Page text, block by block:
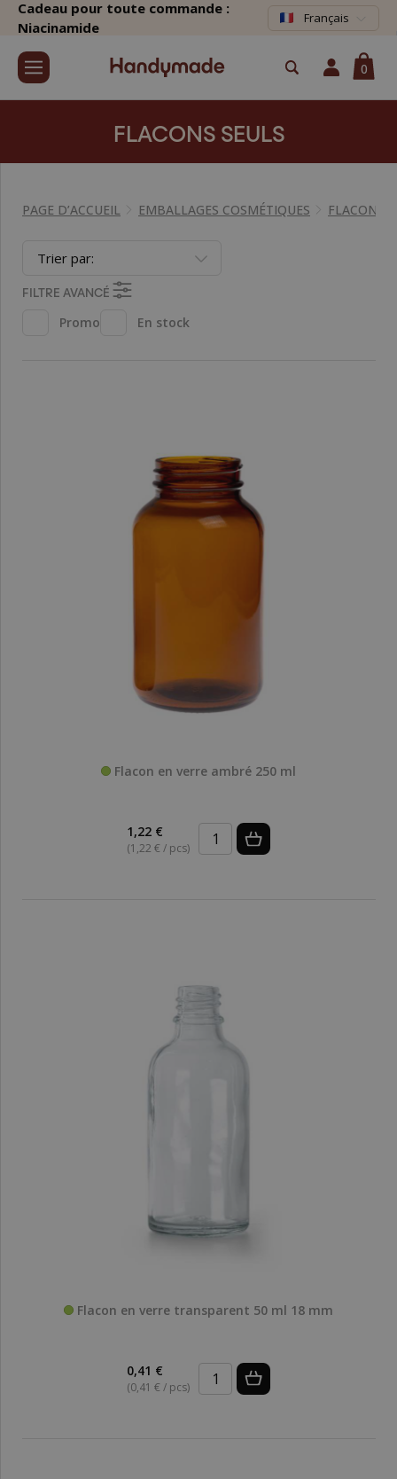
Cadeau pour toute commande :
Niacinamide
Français
0
FLACONS SEULS
PAGE D’ACCUEIL EMBALLAGES COSMÉTIQUES FLACONS
Trier par:
FILTRE AVANCÉ
Promo
En stock
Flacon en verre ambré 250 ml
1,22 €
(1,22 € / pcs)
Flacon en verre transparent 50 ml 18 mm
0,41 €
(0,41 € / pcs)